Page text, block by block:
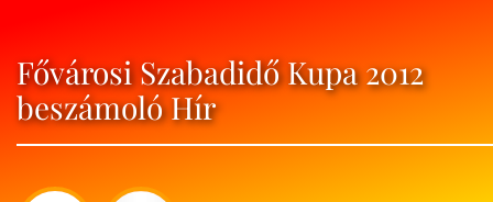
Fővárosi Szabadidő Kupa 2012
beszámoló Hír